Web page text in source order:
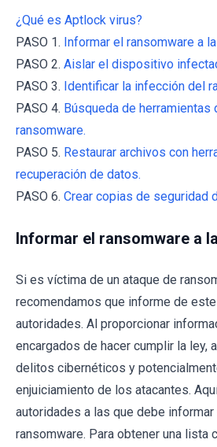
¿Qué es Aptlock virus?
PASO 1. Informar el ransomware a
PASO 2. Aislar el dispositivo
PASO 3. Identificar la infección del
PASO 4. Búsqueda de
ransomware.
PASO 5. Restaurar archivos con
recuperación de datos.
PASO 6. Crear copias de seguridad
Informar el ransomware a
Si es víctima de un ataque de
recomendamos que informe de
autoridades. Al proporcionar
encargados de hacer cumplir la ley,
delitos cibernéticos y
enjuiciamiento de los atacantes.
autoridades a las que debe
ransomware. Para obtener una lista